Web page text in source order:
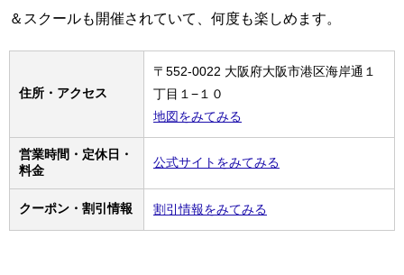
＆スクールも開催されていて、何度も楽しめます。
住所・アクセス
〒552-0022 大阪府大阪市港区海岸通１
丁目１−１０
地図をみてみる
営業時間・定休日・
料金
公式サイトをみてみる
クーポン・割引情報 割引情報をみてみる